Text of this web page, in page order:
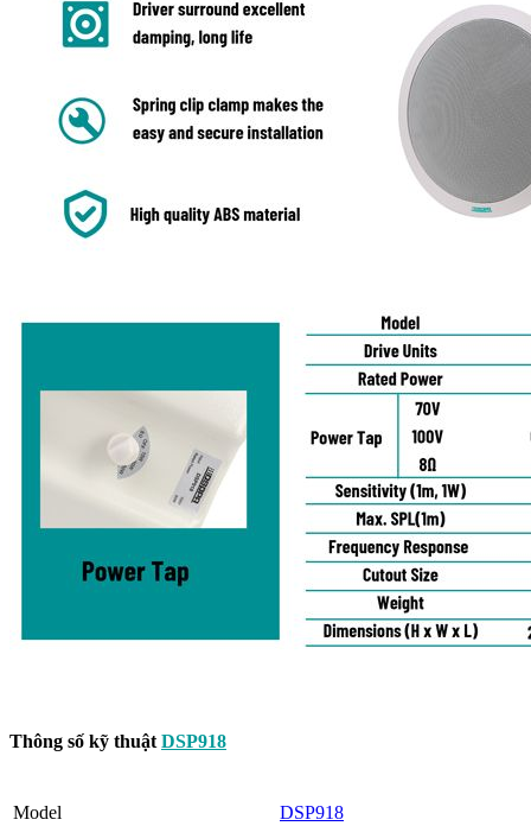
Thông số kỹ thuật DSP918
Model DSP918